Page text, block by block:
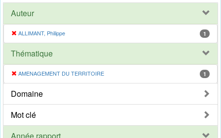
Auteur
ALLIMANT, Philippe 1
Thématique
AMENAGEMENT DU TERRITOIRE 1
Domaine
Mot clé